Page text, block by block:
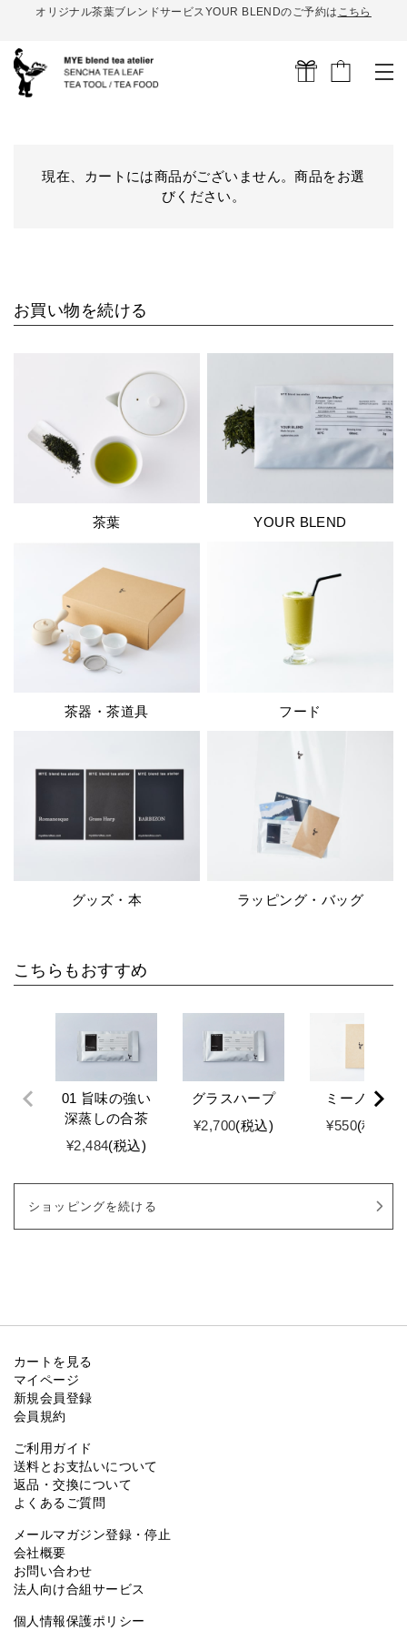
オリジナル茶葉ブレンドサービスYOUR BLENDのご予約は こちら
現在、カートには商品がございません。商品をお選
びください。
お買い物を続ける
茶葉 YOUR BLEND
茶器・茶道具 フード
グッズ・本 ラッピング・バッグ
こちらもおすすめ
01 旨味の強い
深蒸しの合茶
¥2,484 税込
グラスハープ
¥2,700 税込
ミーノート
¥550 税込
ショッピングを続ける
カートを見る
マイページ
新規会員登録
会員規約
ご利用ガイド
送料とお支払いについて
返品・交換について
よくあるご質問
メールマガジン登録・停止
会社概要
お問い合わせ
法人向け合組サービス
個人情報保護ポリシー